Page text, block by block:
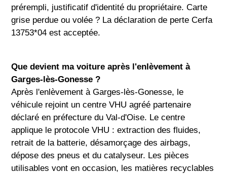
prérempli, justificatif d'identité du propriétaire. Carte
grise perdue ou volée ? La déclaration de perte Cerfa
13753*04 est acceptée.
Que devient ma voiture après l'enlèvement à
Garges-lès-Gonesse ?
Après l'enlèvement à Garges-lès-Gonesse, le
véhicule rejoint un centre VHU agréé partenaire
déclaré en préfecture du Val-d'Oise. Le centre
applique le protocole VHU : extraction des fluides,
retrait de la batterie, désamorçage des airbags,
dépose des pneus et du catalyseur. Les pièces
utilisables vont en occasion, les matières recyclables